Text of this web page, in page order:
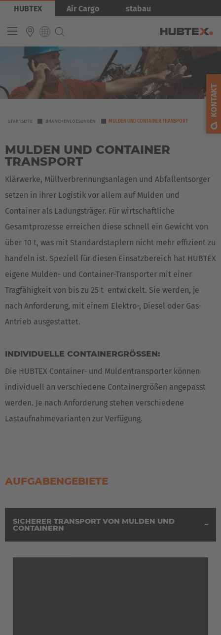
Direkt
Inhalt
HUBTEX Air Cargo stabau
INTERNATIONAL
English
Español
Bild
YOU
HERE
STARTSEITE BRANCHENLOESUNGEN MULDEN UND CONTAINER TRANSPORT
MULDEN UND CONTAINER
TRANSPORT
Klärwerke, Müllverbrennungsanlagen und Abfallentsorger
setzen in ihrer Logistik vor allem auf Mulden und
Container als Ladungsträger. Für wirtschaftliche
Gesamtprozesse erreichen diese schnell ein Gewicht von
über 10 t, was mit Standardstaplern nicht mehr effizient zu
handeln ist. Speziell für diesen Einsatzbereich hat HUBTEX
eigene Mulden- und Container-Transporter mit einer
Tragfähigkeit von bis zu 25 t entwickelt. Sie werden, je
nach Anforderung, mit einem Elektro-, Diesel oder Gas-
Antrieb ausgestattet.
INDIVIDUELLE CONTAINERGRÖSSEN:
Die HUBTEX Container- und Muldentransporter können
individuell an verschiedene Containergrößen angepasst
werden. Je nach Anforderung stehen verschiedene
Lastaufnahmevarianten zur Verfügung.
AUFGABENGEBIETE
SICHERER TRANSPORT VON MULDEN UND
CONTAINERN
KONTAKT